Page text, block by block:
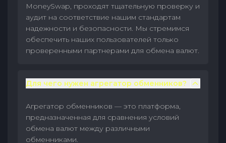
MoneySwap, проходят тщательную проверку и
аудит на соответствие нашим стандартам
надежности и безопасности. Мы стремимся
обеспечить наших пользователей только
проверенными партнерами для обмена валют.
Для чего нужен агрегатор обменников?
Агрегатор обменников — это платформа,
предназначенная для сравнения условий
обмена валют между различными
обменниками.